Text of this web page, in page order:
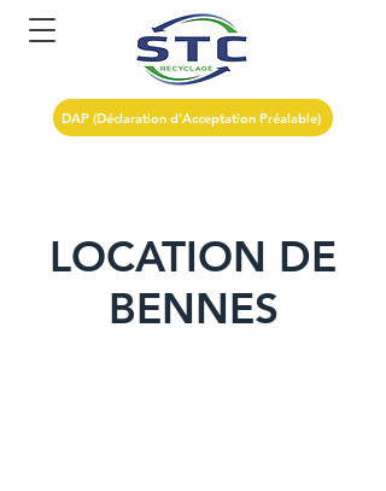
DAP (Déclaration d'Acceptation Préalable)
LOCATION DE
BENNES